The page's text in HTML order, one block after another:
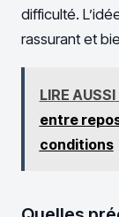
difficulté.
rassurant et
LIRE AUSSI
entre
conditions